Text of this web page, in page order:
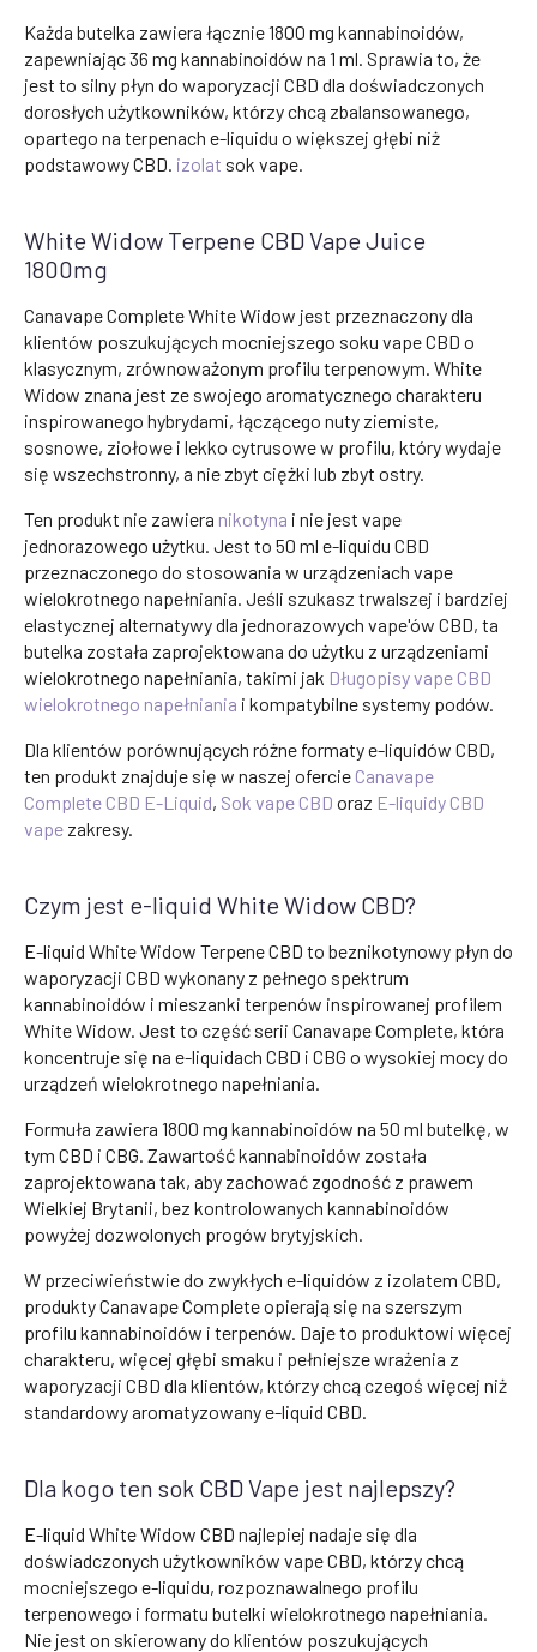
Każda butelka zawiera łącznie 1800 mg kannabinoidów,
zapewniając 36 mg kannabinoidów na 1 ml. Sprawia to, że
jest to silny płyn do waporyzacji CBD dla doświadczonych
dorosłych użytkowników, którzy chcą zbalansowanego,
opartego na terpenach e-liquidu o większej głębi niż
podstawowy CBD. izolat sok vape.
White Widow Terpene CBD Vape Juice
1800mg
Canavape Complete White Widow jest przeznaczony dla
klientów poszukujących mocniejszego soku vape CBD o
klasycznym, zrównoważonym profilu terpenowym. White
Widow znana jest ze swojego aromatycznego charakteru
inspirowanego hybrydami, łączącego nuty ziemiste,
sosnowe, ziołowe i lekko cytrusowe w profilu, który wydaje
się wszechstronny, a nie zbyt ciężki lub zbyt ostry.
Ten produkt nie zawiera nikotyna i nie jest vape
jednorazowego użytku. Jest to 50 ml e-liquidu CBD
przeznaczonego do stosowania w urządzeniach vape
wielokrotnego napełniania. Jeśli szukasz trwalszej i bardziej
elastycznej alternatywy dla jednorazowych vape'ów CBD, ta
butelka została zaprojektowana do użytku z urządzeniami
wielokrotnego napełniania, takimi jak Długopisy vape CBD
wielokrotnego napełniania i kompatybilne systemy podów.
Dla klientów porównujących różne formaty e-liquidów CBD,
ten produkt znajduje się w naszej ofercie Canavape
Complete CBD E-Liquid, Sok vape CBD oraz E-liquidy CBD
vape zakresy.
Czym jest e-liquid White Widow CBD?
E-liquid White Widow Terpene CBD to beznikotynowy płyn do
waporyzacji CBD wykonany z pełnego spektrum
kannabinoidów i mieszanki terpenów inspirowanej profilem
White Widow. Jest to część serii Canavape Complete, która
koncentruje się na e-liquidach CBD i CBG o wysokiej mocy do
urządzeń wielokrotnego napełniania.
Formuła zawiera 1800 mg kannabinoidów na 50 ml butelkę, w
tym CBD i CBG. Zawartość kannabinoidów została
zaprojektowana tak, aby zachować zgodność z prawem
Wielkiej Brytanii, bez kontrolowanych kannabinoidów
powyżej dozwolonych progów brytyjskich.
W przeciwieństwie do zwykłych e-liquidów z izolatem CBD,
produkty Canavape Complete opierają się na szerszym
profilu kannabinoidów i terpenów. Daje to produktowi więcej
charakteru, więcej głębi smaku i pełniejsze wrażenia z
waporyzacji CBD dla klientów, którzy chcą czegoś więcej niż
standardowy aromatyzowany e-liquid CBD.
Dla kogo ten sok CBD Vape jest najlepszy?
E-liquid White Widow CBD najlepiej nadaje się dla
doświadczonych użytkowników vape CBD, którzy chcą
mocniejszego e-liquidu, rozpoznawalnego profilu
terpenowego i formatu butelki wielokrotnego napełniania.
Nie jest on skierowany do klientów poszukujących